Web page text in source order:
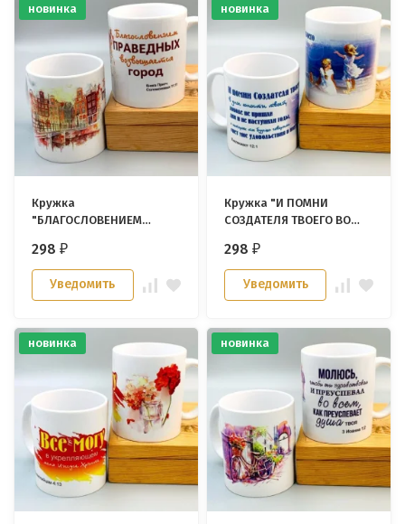
новинка
Кружка
"БЛАГОСЛОВЕНИЕМ
ГОРОД"
298₽
Уведомить
новинка
Кружка "И ПОМНИ
СОЗДАТЕЛЯ ТВОЕГО ВО
298₽
Уведомить
новинка новинка